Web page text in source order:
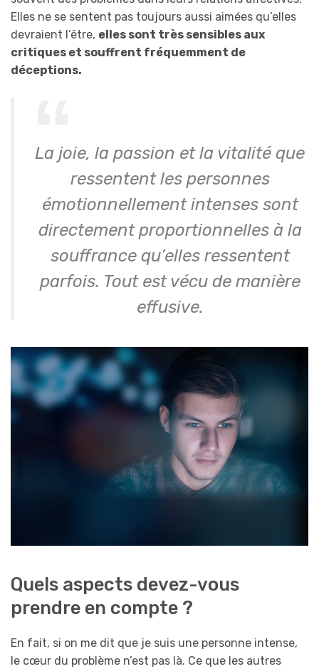
Elles ne se sentent pas toujours aussi aimées qu’elles
devraient l’être, elles sont très sensibles aux
critiques et souffrent fréquemment de
déceptions.
La joie, la passion et la vitalité que
ressentent les personnes
émotionnellement intenses sont
directement proportionnelles à la
souffrance qu’elles ressentent
parfois. Tout est vécu de manière
effusive.
Quels aspects devez-vous
prendre en compte ?
En fait, si on me dit que je suis une personne intense,
le cœur du problème n’est pas là. Ce que les autres